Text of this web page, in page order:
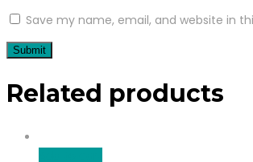
Save my name, email, and website in
Related products